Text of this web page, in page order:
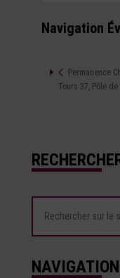
Navigation
Permanence
Tours 37, Pôle
NAVIGATION